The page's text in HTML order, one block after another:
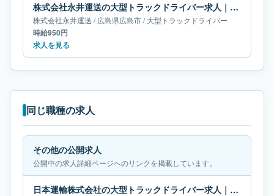
株式会社永井運送の大型トラックドライバー求人｜広島県広島市
株式会社永井運送 /広島県広島市/大型トラックドライバー
時給950円
求人を見る
同じ職種の求人
その他の公開求人
公開中の求人詳細ページへのリンクを掲載しています。
日本運輸株式会社の大型トラックドライバー求人｜群馬県伊勢崎市｜月給67万-68万円